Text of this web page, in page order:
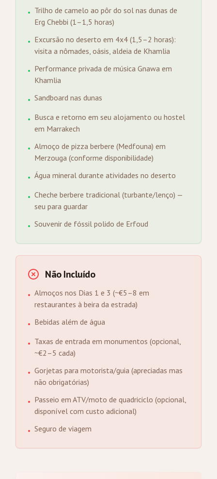
• Trilho de camelo ao pôr do sol nas dunas de
Erg Chebbi (1–1,5 horas)
• Excursão no deserto em 4x4 (1,5–2 horas):
visita a nômades, oásis, aldeia de Khamlia
• Performance privada de música Gnawa em
Khamlia
• Sandboard nas dunas
• Busca e retorno em seu alojamento ou hostel
em Marrakech
• Almoço de pizza berbere (Medfouna) em
Merzouga (conforme disponibilidade)
• Água mineral durante atividades no deserto
• Cheche berbere tradicional (turbante/lenço) —
seu para guardar
• Souvenir de fóssil polido de Erfoud
Não Incluído
• Almoços nos Dias 1 e 3 (~€5–8 em
restaurantes à beira da estrada)
• Bebidas além de água
• Taxas de entrada em monumentos (opcional,
~€2–5 cada)
• Gorjetas para motorista/guia (apreciadas mas
não obrigatórias)
• Passeio em ATV/moto de quadriciclo (opcional,
disponível com custo adicional)
• Seguro de viagem